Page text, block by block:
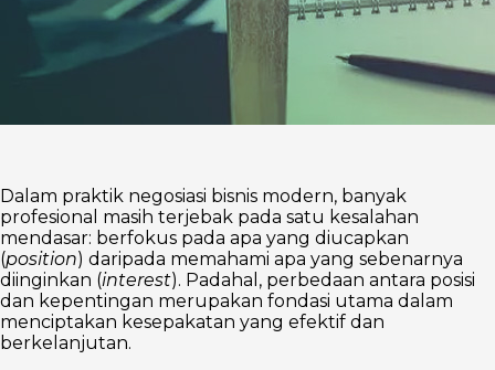
Dalam praktik negosiasi bisnis modern, banyak
profesional masih terjebak pada satu kesalahan
mendasar: berfokus pada apa yang diucapkan
(position) daripada memahami apa yang sebenarnya
diinginkan (interest). Padahal, perbedaan antara posisi
dan kepentingan merupakan fondasi utama dalam
menciptakan kesepakatan yang efektif dan
berkelanjutan.